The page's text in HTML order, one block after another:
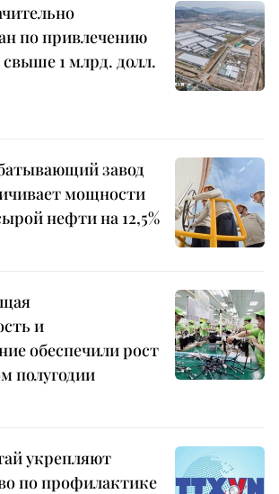
по привлечению
1 млрд. долл.
завод
мощности
нефти на 12,5%
и
обеспечили рост
полугодии
укрепляют
по профилактике